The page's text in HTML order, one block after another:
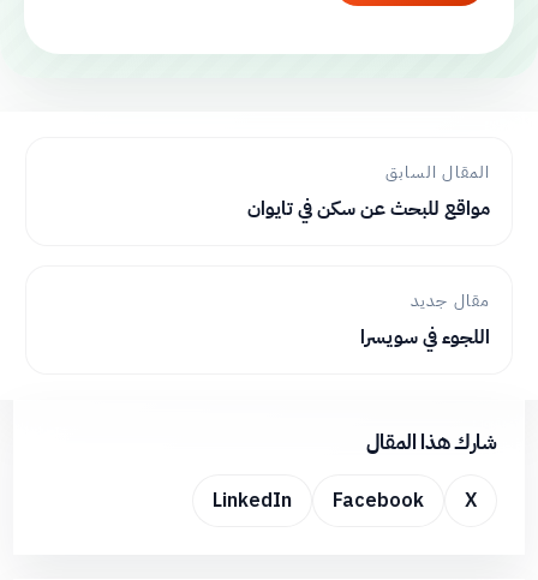
المقال السابق
مواقع للبحث عن سكن في تايوان
مقال جديد
اللجوء في سويسرا
شارك هذا المقال
X
Facebook
LinkedIn